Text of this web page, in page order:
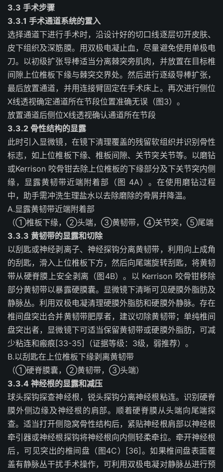
3.3 手术步骤
3.3.1 手术通道系统的置入
选择通道下进行手术时，沿设计好的切口线逐层切开皮肤、
皮下组织及深筋膜。用双极电凝止血，尽量避免使用单极电
刀。以初级扩张导棒适当分离棘突旁肌肉，并放置在目标椎
间隙上位椎板下缘与棘突交界处。然后进行逐级导棒扩张，
最后放置通道，并用连接臂固定在手术床上。再次进行侧位
X线透视确定通道所在节段位置准确无误（图3）。
放置通道后侧位X线透视确认通道所在节段
3.3.2 骨性结构的显露
此时引入显微镜，在镜下清理覆盖的残留软组织并识别骨性
标志，如上位椎板下缘、椎板间隙、关节突关节等。以磨钻
或Kerrison 咬骨钳去除上位椎板的下缘部分及下关节突内侧
缘，显露黄韧带近端附着部（图 4A）。在使用磨钻过程
中，助手需冲洗生理盐水以去除磨除的骨屑并降温。
A.显露黄韧带近端附着部
（①椎板下缘， ②头端， ③黄韧带， ④关节突， ⑤尾端
3.3.3 黄韧带的显露和切除
以刮匙或神经剥离子、神经探钩分离黄韧带，利用向上成角
的刮匙，滑入上位椎板下方，然后向尾端旋转刮匙，将黄韧
带从硬脊膜上安全剥离（图4B）。以 Kerrison 咬骨钳移除
部分黄韧带以暴露硬膜囊。显微镜下清晰可见硬膜外脂肪及
静脉丛。利用双极电凝清理硬膜外脂肪和硬膜外静脉。存在
椎间盘突出合并黄韧带肥厚者，建议切除黄韧带；单纯椎间
盘突出者，显微镜下可适当保留黄韧带或硬膜外脂肪，可减
少粘连和瘢痕[33-35]（证据等级：3级，弱推荐）。
B.以刮匙在上位椎板下缘剥离黄韧带
（①硬脊膜囊， ②黄韧带， ③头端）
3.3.4 神经根的显露和减压
球头探钩探查神经根，锐头探钩分离神经根粘连。识别硬脊
膜外侧边缘及神经根的肩部。顺着硬脊膜从头端向尾端探
查。适当打开侧隐窝骨性结构后，紧贴神经根肩部以神经根
牵引器或神经根探钩将神经根向内侧轻柔牵拉。牵开神经根
后，可见突出的椎间盘（图4C）[36]。如果椎间盘表面覆
盖有静脉丛干扰手术操作，可利用双极电凝对静脉丛进行预